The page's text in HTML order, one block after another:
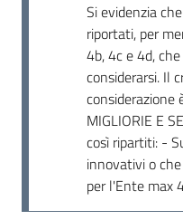
Si evidenzia
riportati, per
4b, 4c e 4d,
considerarsi. Il
considerazione
MIGLIORIE E
così ripartiti: -
innovativi o
per l'Ente max